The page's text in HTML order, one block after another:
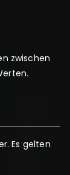
zwischen
Es gelten